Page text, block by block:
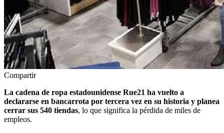
Compartir
La cadena de ropa estadounidense Rue21 ha vuelto a
declararse en bancarrota por tercera vez en su historia y planea
cerrar sus 540 tiendas, lo que significa la pérdida de miles de
empleos.